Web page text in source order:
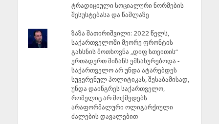
ტრადიციული სოციალური ნორმების
შესუსტებასა და წაშლაზე
ზაზა შათირიშვილი: 2022 წელს,
საქართველოში მეორე ფრონტის
გახსნის მოთხოვნა „დიფ სთეითის“
ერთადერთ მიზანს ემსახურებოდა -
საქართველო არ უნდა ატარებდეს
სუვერენულ პოლიტიკას, შესაბამისად,
უნდა დაინგრეს საქართველო,
რომელიც არ მოქმედებს
არაფორმალური ოლიგარქიული
ძალების დავალებით